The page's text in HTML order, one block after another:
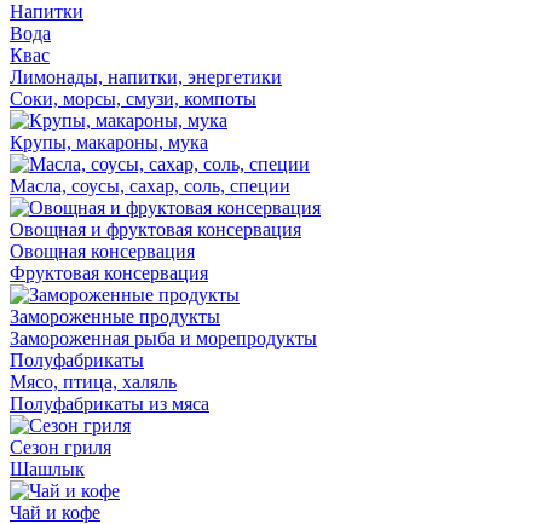
Напитки
Вода
Квас
Лимонады, напитки, энергетики
Соки, морсы, смузи, компоты
Крупы, макароны, мука
Масла, соусы, сахар, соль, специи
Овощная и фруктовая консервация
Овощная консервация
Фруктовая консервация
Замороженные продукты
Замороженная рыба и морепродукты
Полуфабрикаты
Мясо, птица, халяль
Полуфабрикаты из мяса
Сезон гриля
Шашлык
Чай и кофе